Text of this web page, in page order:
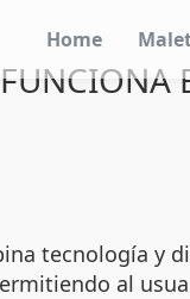
Home
tecnología y
al